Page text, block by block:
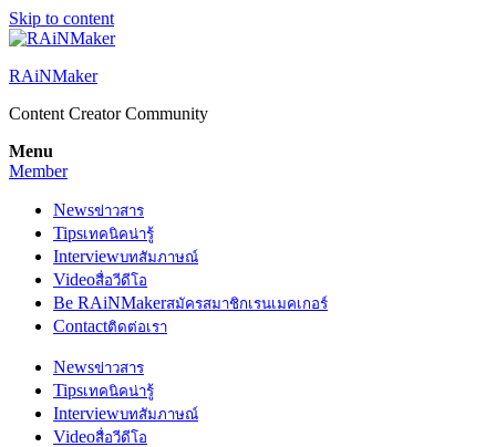
Skip to content
RAiNMaker
Content Creator Community
Menu
Member
Newsข่าวสาร
Tipsเทคนิคน่ารู้
Interviewบทสัมภาษณ์
Videoสื่อวีดีโอ
Be RAiNMakerสมัครสมาชิกเรนเมคเกอร์
Contactติดต่อเรา
Newsข่าวสาร
Tipsเทคนิคน่ารู้
Interviewบทสัมภาษณ์
Videoสื่อวีดีโอ